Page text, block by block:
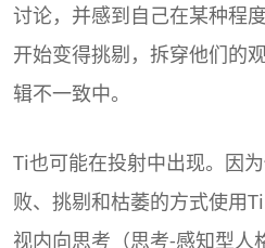
讨论，并感到自己在某种程
开始变得挑剔，拆穿他们的
辑不一致中。
Ti也可能在投射中出现。因
败、挑剔和枯萎的方式使用
视内向思考（思考-感知型人